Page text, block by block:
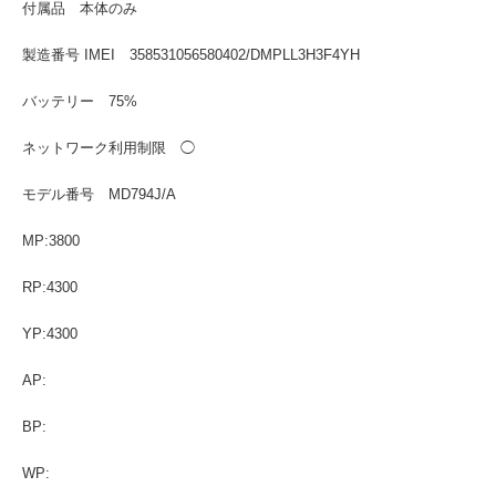
付属品 本体のみ
製造番号 IMEI 358531056580402/DMPLL3H3F4YH
バッテリー 75%
ネットワーク利用制限 ◯
モデル番号 MD794J/A
MP:3800
RP:4300
YP:4300
AP:
BP:
WP: